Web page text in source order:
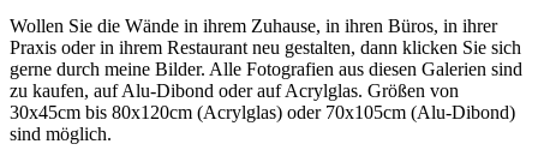
Wollen Sie die Wände in ihrem Zuhause, in ihren Büros, in ihrer
Praxis oder in ihrem Restaurant neu gestalten, dann klicken Sie sich
gerne durch meine Bilder. Alle Fotografien aus diesen Galerien sind
zu kaufen, auf Alu-Dibond oder auf Acrylglas. Größen von
30x45cm bis 80x120cm (Acrylglas) oder 70x105cm (Alu-Dibond)
sind möglich.